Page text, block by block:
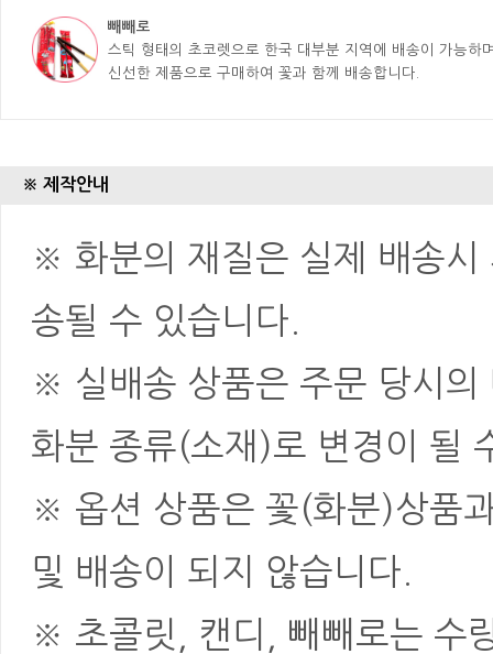
빼빼로
스틱 형태의 초코렛으로 한국 대부분 지역에 배송이 가능하
신선한 제품으로 구매하여 꽃과 함께 배송합니다.
※ 제작안내
※ 화분의 재질은 실제 배송시
송될 수 있습니다.
※ 실배송 상품은 주문 당시의
화분 종류(소재)로 변경이 될
※ 옵션 상품은 꽃(화분)상품
및 배송이 되지 않습니다.
※ 초콜릿, 캔디, 빼빼로는 수